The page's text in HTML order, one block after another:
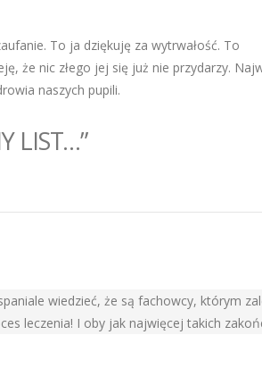
To ja dziękuję za wytrwałość. To
że nic złego jej się już nie przydarzy.
naszych pupili.
LIST…”
wiedzieć, że są fachowcy, którym
leczenia! I oby jak najwięcej takich